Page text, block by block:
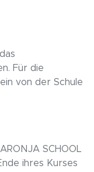
Für die
von der Schule
SCHOOL
ihres Kurses